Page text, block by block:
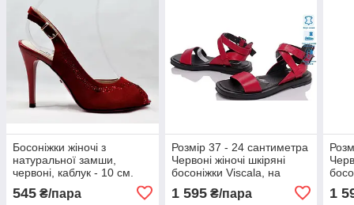
Босоніжки жіночі з
натуральної замши,
червоні, каблук - 10 см.
Розмір 37 - устілка 24 см.
545 ₴/пара
Розмір 37 - 24 сантиметра
Червоні жіночі шкіряні
босоніжки Viscala, на
зручні
1 595₴/пара 1